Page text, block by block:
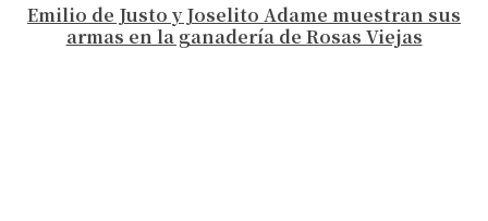
Emilio de Justo y Joselito Adame muestran sus
armas en la ganadería de Rosas Viejas